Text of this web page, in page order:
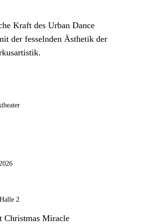
Kraft des Urban Dance
der fesselnden Ästhetik der
2
Christmas Miracle